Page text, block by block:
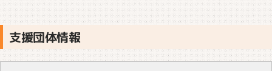
支援団体情報